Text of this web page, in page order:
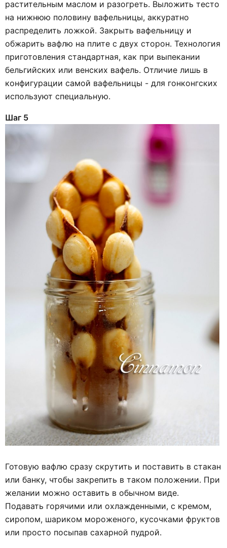
растительным маслом и разогреть. Выложить тесто
на нижнюю половину вафельницы, аккуратно
распределить ложкой. Закрыть вафельницу и
обжарить вафлю на плите с двух сторон. Технология
приготовления стандартная, как при выпекании
бельгийских или венских вафель. Отличие лишь в
конфигурации самой вафельницы - для гонконгских
используют специальную.
Шаг 5
Готовую вафлю сразу скрутить и поставить в стакан
или банку, чтобы закрепить в таком положении. При
желании можно оставить в обычном виде.
Подавать горячими или охлажденными, с кремом,
сиропом, шариком мороженого, кусочками фруктов
или просто посыпав сахарной пудрой.